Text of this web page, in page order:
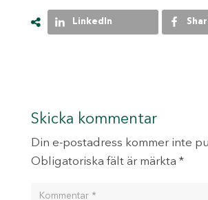
LinkedIn
Skicka kommentar
Din e-postadress kommer inte
Obligatoriska fält är märkta *